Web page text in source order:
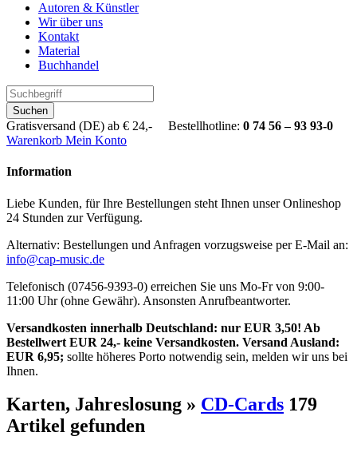
Autoren & Künstler
Wir über uns
Kontakt
Material
Buchhandel
Suchen
Gratisversand (DE) ab € 24,- Bestellhotline: 0 74 56 – 93 93-0
Warenkorb Mein Konto
Information
Liebe Kunden, für Ihre Bestellungen steht Ihnen unser Onlineshop
24 Stunden zur Verfügung.
Alternativ: Bestellungen und Anfragen vorzugsweise per E-Mail an:
info@cap-music.de
Telefonisch (07456-9393-0) erreichen Sie uns Mo-Fr von 9:00-
11:00 Uhr (ohne Gewähr). Ansonsten Anrufbeantworter.
Versandkosten innerhalb Deutschland: nur EUR 3,50! Ab
Bestellwert EUR 24,- keine Versandkosten. Versand Ausland:
EUR 6,95; sollte höheres Porto notwendig sein, melden wir uns bei
Ihnen.
Karten, Jahreslosung » CD-Cards 179
Artikel gefunden